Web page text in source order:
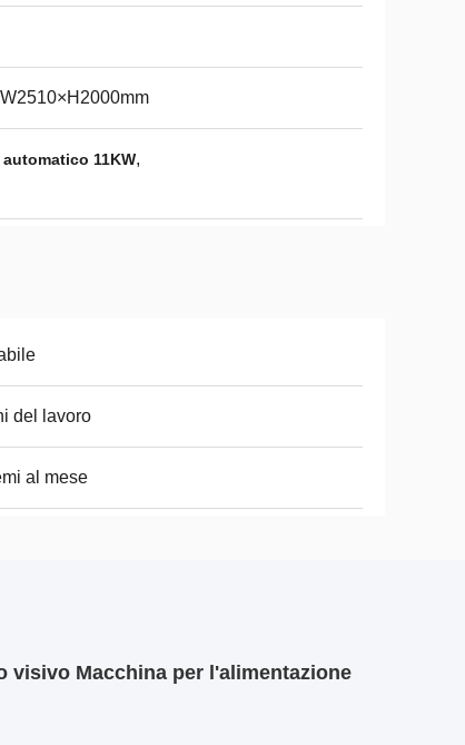
11KW,
del lavoro
al mese
visivo Macchina per l'alimentazione